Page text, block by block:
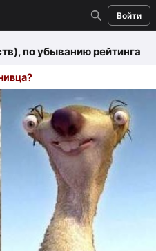
Войти
, по убыванию рейтинга